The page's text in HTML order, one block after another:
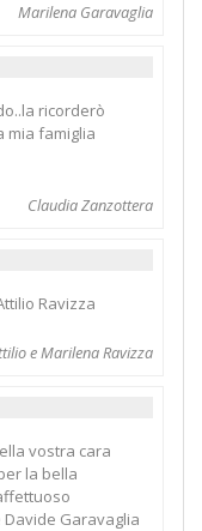
Marilena Garavaglia
ricorderò
mia famiglia
Claudia Zanzottera
Ravizza
e Marilena Ravizza
vostra cara
la bella
Garavaglia